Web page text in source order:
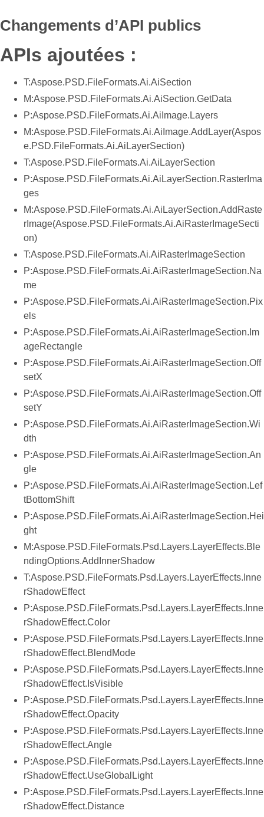
Changements d’API publics
APIs ajoutées :
T:Aspose.PSD.FileFormats.Ai.AiSection
M:Aspose.PSD.FileFormats.Ai.AiSection.GetData
P:Aspose.PSD.FileFormats.Ai.AiImage.Layers
M:Aspose.PSD.FileFormats.Ai.AiImage.AddLayer(Aspos
e.PSD.FileFormats.Ai.AiLayerSection)
T:Aspose.PSD.FileFormats.Ai.AiLayerSection
P:Aspose.PSD.FileFormats.Ai.AiLayerSection.RasterIma
ges
M:Aspose.PSD.FileFormats.Ai.AiLayerSection.AddRaste
rImage(Aspose.PSD.FileFormats.Ai.AiRasterImageSecti
on)
T:Aspose.PSD.FileFormats.Ai.AiRasterImageSection
P:Aspose.PSD.FileFormats.Ai.AiRasterImageSection.Na
me
P:Aspose.PSD.FileFormats.Ai.AiRasterImageSection.Pix
els
P:Aspose.PSD.FileFormats.Ai.AiRasterImageSection.Im
ageRectangle
P:Aspose.PSD.FileFormats.Ai.AiRasterImageSection.Off
setX
P:Aspose.PSD.FileFormats.Ai.AiRasterImageSection.Off
setY
P:Aspose.PSD.FileFormats.Ai.AiRasterImageSection.Wi
dth
P:Aspose.PSD.FileFormats.Ai.AiRasterImageSection.An
gle
P:Aspose.PSD.FileFormats.Ai.AiRasterImageSection.Lef
tBottomShift
P:Aspose.PSD.FileFormats.Ai.AiRasterImageSection.Hei
ght
M:Aspose.PSD.FileFormats.Psd.Layers.LayerEffects.Ble
ndingOptions.AddInnerShadow
T:Aspose.PSD.FileFormats.Psd.Layers.LayerEffects.Inne
rShadowEffect
P:Aspose.PSD.FileFormats.Psd.Layers.LayerEffects.Inne
rShadowEffect.Color
P:Aspose.PSD.FileFormats.Psd.Layers.LayerEffects.Inne
rShadowEffect.BlendMode
P:Aspose.PSD.FileFormats.Psd.Layers.LayerEffects.Inne
rShadowEffect.IsVisible
P:Aspose.PSD.FileFormats.Psd.Layers.LayerEffects.Inne
rShadowEffect.Opacity
P:Aspose.PSD.FileFormats.Psd.Layers.LayerEffects.Inne
rShadowEffect.Angle
P:Aspose.PSD.FileFormats.Psd.Layers.LayerEffects.Inne
rShadowEffect.UseGlobalLight
P:Aspose.PSD.FileFormats.Psd.Layers.LayerEffects.Inne
rShadowEffect.Distance